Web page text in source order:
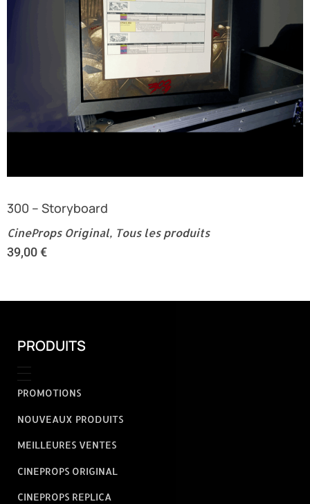
300 – Storyboard
CineProps Original, Tous les produits
39,00€
PRODUITS
PROMOTIONS
NOUVEAUX PRODUITS
MEILLEURES VENTES
CINEPROPS ORIGINAL
CINEPROPS REPLICA